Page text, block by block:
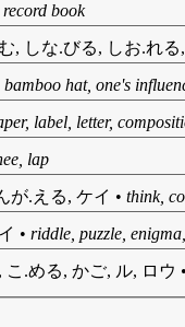
record book
, しな.びる, しお.れる
bamboo hat, one's
label, letter,
lap
が.える, ケイ • think,
• riddle, puzzle,
こ.める, かご, ル, ロウ •